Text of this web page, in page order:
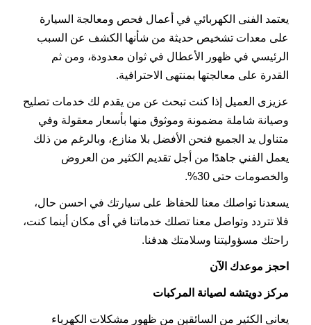
يعتمد الفنى الكهربائي في أعمال فحص ومعالجة السيارة
على معدات تشخيص حديثة من شأنها الكشف عن السبب
الرئيسي في ظهور الأعطال في ثوان معدودة، ومن ثم
القدرة على معالجتها بمنتهى الاحترافية.
عزيزى العميل إذا كنت تبحث عن من يقدم لك خدمات تصليح
وصيانة شاملة مضمونة وموثوق منها بأسعار معقولة وفي
متناول يد الجميع فنحن الأفضل بلا منازع، وبالرغم من ذلك
يعمل الفني جاهدًا من أجل تقديم الكثير من العروض
والخصومات حتى 30%.
يسعدنا تواصلك معنا للحفاظ على سيارتك في احسن حال،
فلا تتردد وتواصل معنا تصلك خدماتنا في أى مكان أينما كنت،
راحتك مسؤوليتنا وسلامتك هدفنا.
احجز موعدك الآن
مركز دويتشه لصيانة المركبات
يعانى الكثير من السائقين من ظهور مشكلات الكهرباء